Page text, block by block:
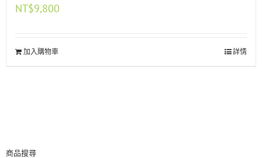
NT$9,800
加入購物車 詳情
商品搜尋